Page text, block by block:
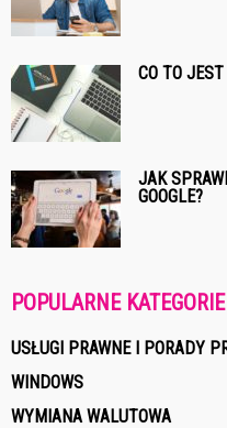
CO TO
JAK
GOOGLE?
POPULARNE KATEGORIE
USŁUGI PRAWNE I PORADY
WINDOWS
WYMIANA WALUTOWA